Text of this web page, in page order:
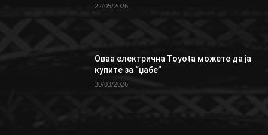
22/05/2026
Oваа електрична Toyota можете да ја
купите за “џабе”
30/03/2026